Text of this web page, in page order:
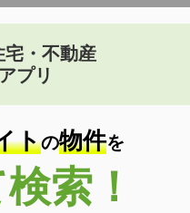
・不動産
アプリ
トの物件を
索！